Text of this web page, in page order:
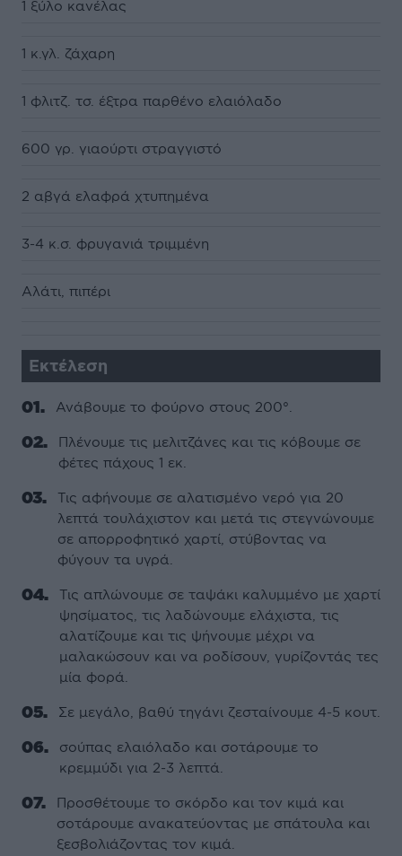
1 ξύλο κανέλας
1 κ.γλ. ζάχαρη
1 φλιτζ. τσ. έξτρα παρθένο ελαιόλαδο
600 γρ. γιαούρτι στραγγιστό
2 αβγά ελαφρά χτυπημένα
3-4 κ.σ. φρυγανιά τριμμένη
Αλάτι, πιπέρι
Εκτέλεση
Ανάβουμε το φούρνο στους 200°.
Πλένουμε τις μελιτζάνες και τις κόβουμε σε
φέτες πάχους 1 εκ.
Τις αφήνουμε σε αλατισμένο νερό για 20
λεπτά τουλάχιστον και μετά τις στεγνώνουμε
σε απορροφητικό χαρτί, στύβοντας να
φύγουν τα υγρά.
Τις απλώνουμε σε ταψάκι καλυμμένο με χαρτί
ψησίματος, τις λαδώνουμε ελάχιστα, τις
αλατίζουμε και τις ψήνουμε μέχρι να
μαλακώσουν και να ροδίσουν, γυρίζοντάς τες
μία φορά.
Σε μεγάλο, βαθύ τηγάνι ζεσταίνουμε 4-5 κουτ.
σούπας ελαιόλαδο και σοτάρουμε το
κρεμμύδι για 2-3 λεπτά.
Προσθέτουμε το σκόρδο και τον κιμά και
σοτάρουμε ανακατεύοντας με σπάτουλα και
ξεσβολιάζοντας τον κιμά.